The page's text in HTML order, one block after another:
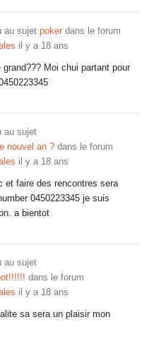
au sujet poker dans le forum
il y a 18 ans
Moi chui partant pour
au sujet
nouvel an ? dans le forum
il y a 18 ans
et faire des rencontres sera
0450223345 je suis
a bientot
au sujet
dans le forum
il y a 18 ans
sa sera un plaisir mon